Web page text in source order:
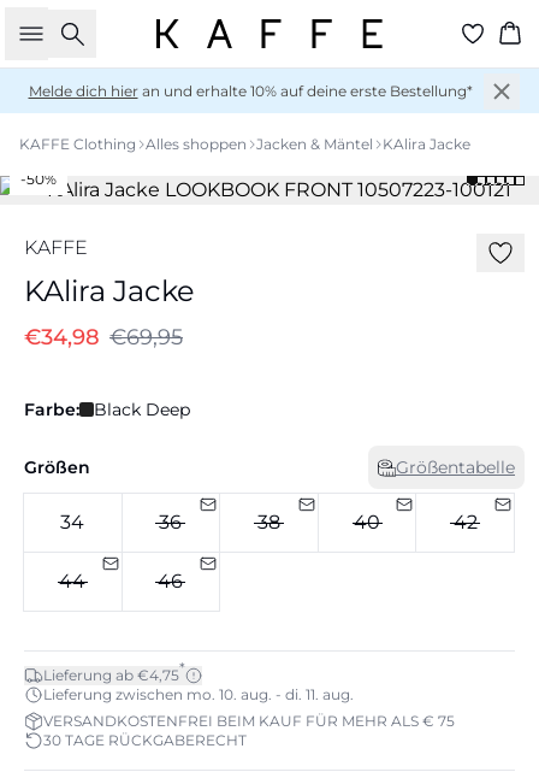
Suche
Melde dich hieran und erhalte 10% auf deine erste Bestellung*
KAFFE Clothing Alles shoppen Jacken & Mäntel
KAlira Jacke
-50%
KAFFE
KAlira Jacke
€34,98 €69,95
Farbe: Black Deep
Größen Größentabelle
34 36 38 40 42
44 46
Lieferung ab €4,75*
Lieferung zwischen mo. 10. aug. - di. 11. aug.
VERSANDKOSTENFREI BEIM KAUF FÜR MEHR ALS € 75
30 TAGE RÜCKGABERECHT